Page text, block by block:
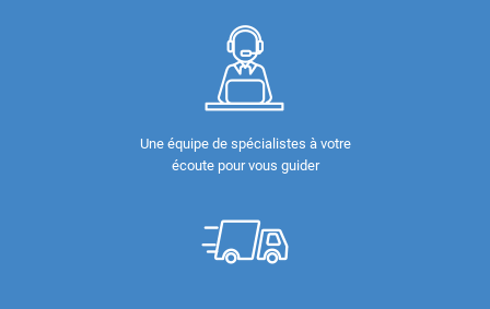
Une équipe de spécialistes à votre
écoute pour vous guider